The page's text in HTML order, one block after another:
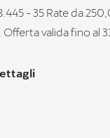
- 35 Rate da
valida fino al